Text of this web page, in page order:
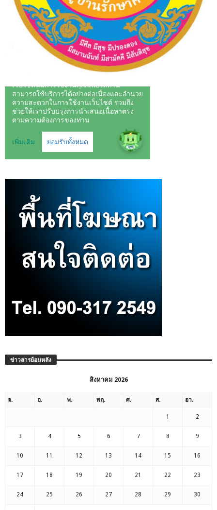
ข่าวสารย้อนหลัง
สิงหาคม 2026
จ. อ. พ. พฤ. ศ. ส. อา.
1 2
3 4 5 6 7 8 9
10 11 12 13 14 15 16
17 18 19 20 21 22 23
24 25 26 27 28 29 30